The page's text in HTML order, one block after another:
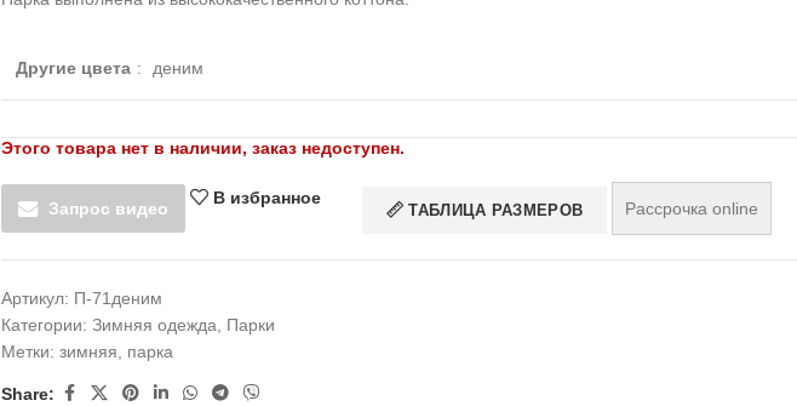
Другие цвета : деним
Этого товара нет в наличии, заказ недоступен.
Запрос видео
В избранное
ТАБЛИЦА РАЗМЕРОВ Рассрочка online
Артикул: П-71деним
Категории: Зимняя одежда
Парки
Метки: зимняя парка
Share: